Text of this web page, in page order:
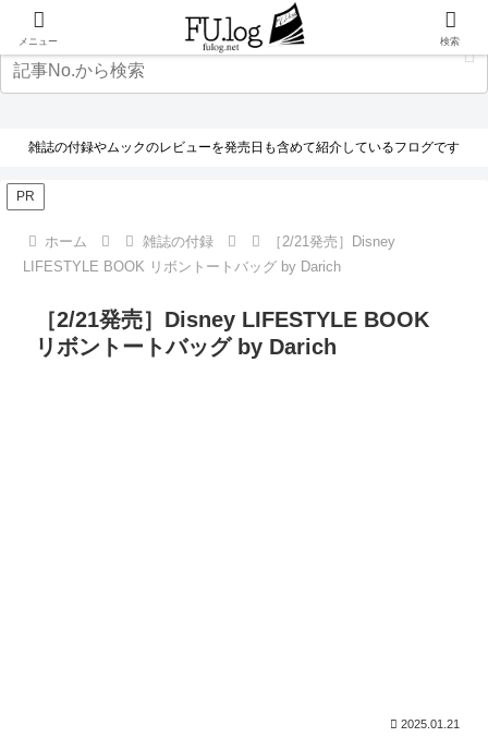
雑誌の付録やムックのレビューを発売日も含めて紹介しているフログです
PR
ホーム 雑誌の付録
［2/21発売］Disney
LIFESTYLE BOOK リボントートバッグ by Darich
［2/21発売］Disney LIFESTYLE BOOK
リボントートバッグ by Darich
2025.01.21
メニュー 検索